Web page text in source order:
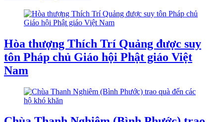
Hòa thượng Thích Trí Quảng được suy
tôn Pháp chủ Giáo hội Phật giáo Việt
Nam